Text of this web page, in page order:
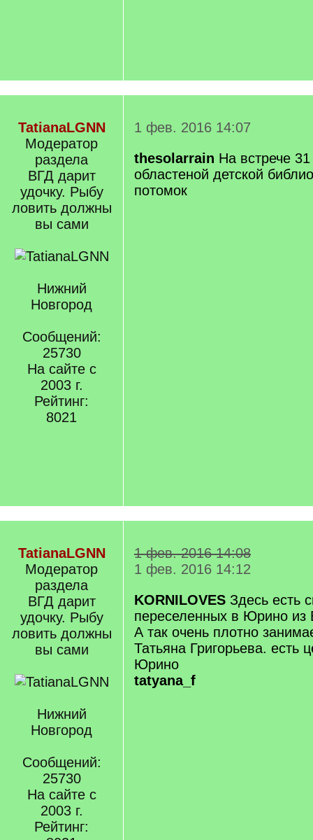
TatianaLGNN
Модератор
раздела
ВГД дарит
удочку. Рыбу
ловить должны
вы сами
Нижний
Новгород
Сообщений:
25730
На сайте с
2003 г.
Рейтинг:
8021
1 фев. 2016 14:07
thesolarrain На встрече
областеной детской
потомок
TatianaLGNN
Модератор
раздела
ВГД дарит
удочку. Рыбу
ловить должны
вы сами
Нижний
Новгород
Сообщений:
25730
На сайте с
2003 г.
Рейтинг:
1 фев. 2016 14:08
1 фев. 2016 14:12
KORNILOVES Здесь есть
переселенных в Юрино из
А так очень плотно
Татьяна Григорьева. есть
Юрино
tatyana_f